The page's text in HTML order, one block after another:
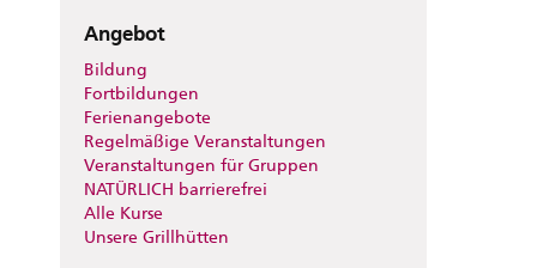
Angebot
Bildung
Fortbildungen
Ferienangebote
Regelmäßige Veranstaltungen
Veranstaltungen für Gruppen
NATÜRLICH barrierefrei
Alle Kurse
Unsere Grillhütten